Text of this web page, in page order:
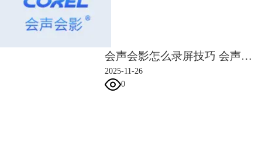
2、分别右击两段音频，为前段素材的结尾添加“淡出音频”，同时为后方
素材的开头应用“淡入音频”效果。利用这种方法衔接音乐，需要节奏相似
或前后段落能够合理衔接的音频素材。
会声会影怎么录屏技巧 会声会影文字遮罩怎么用
2025-11-26
0